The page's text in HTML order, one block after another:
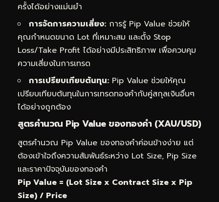
ครั้งได้อย่างแม่นยำ
การจัดการความเสี่ยง: การรู้ Pip Value ช่วยให้
คุณกำหนดขนาด Lot ที่เหมาะสม และตั้ง Stop
Loss/Take Profit ได้อย่างมีประสิทธิภาพ เพื่อควบคุม
ความเสี่ยงในการเทรด
การเปรียบเทียบต้นทุน: Pip Value ช่วยให้คุณ
เปรียบเทียบต้นทุนในการเทรดทองคำกับคู่สกุลเงินอื่นๆ
ได้อย่างถูกต้อง
สูตรคำนวณ Pip Value ของทองคำ (XAU/USD)
สูตรคำนวณ Pip Value ของทองคำค่อนข้างง่าย แต่
ต้องเข้าใจถึงความสัมพันธ์ระหว่าง Lot Size, Pip Size
และราคาปัจจุบันของทองคำ
Pip Value = (Lot Size x Contract Size x Pip
Size) / Price